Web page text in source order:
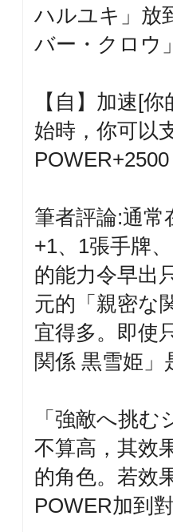
ハルユキ」放
バー・クロウ
【自】加速[
始時，你可以
筆者評論:通常
+1、1張手牌
的能力令早出
元的「親密な
宜得多。即使
関係 黒雪姫」
「強敵へ挑
不算高，其效
的角色。若效
POWER加到